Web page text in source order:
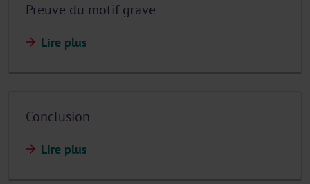
Preuve du motif grave
Lire plus
Conclusion
Lire plus